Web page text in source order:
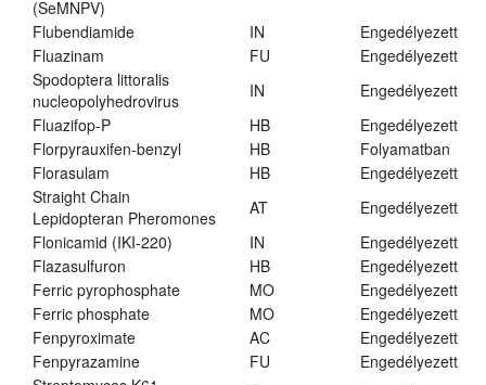
(SeMNPV)
Flubendiamide IN
Engedélyezett
Fluazinam
FU
Engedélyezett
Spodoptera littoralis
nucleopolyhedrovirus
IN
Engedélyezett
Fluazifop-P
HB
Engedélyezett
Florpyrauxifen-benzyl
HB
Folyamatban
Florasulam
HB
Engedélyezett
Straight Chain
Lepidopteran Pheromones
AT
Engedélyezett
Flonicamid (IKI-220)
IN
Engedélyezett
Flazasulfuron
HB
Engedélyezett
Ferric pyrophosphate
MO
Engedélyezett
Ferric phosphate
MO
Engedélyezett
Fenpyroximate
AC
Engedélyezett
Fenpyrazamine
FU
Engedélyezett